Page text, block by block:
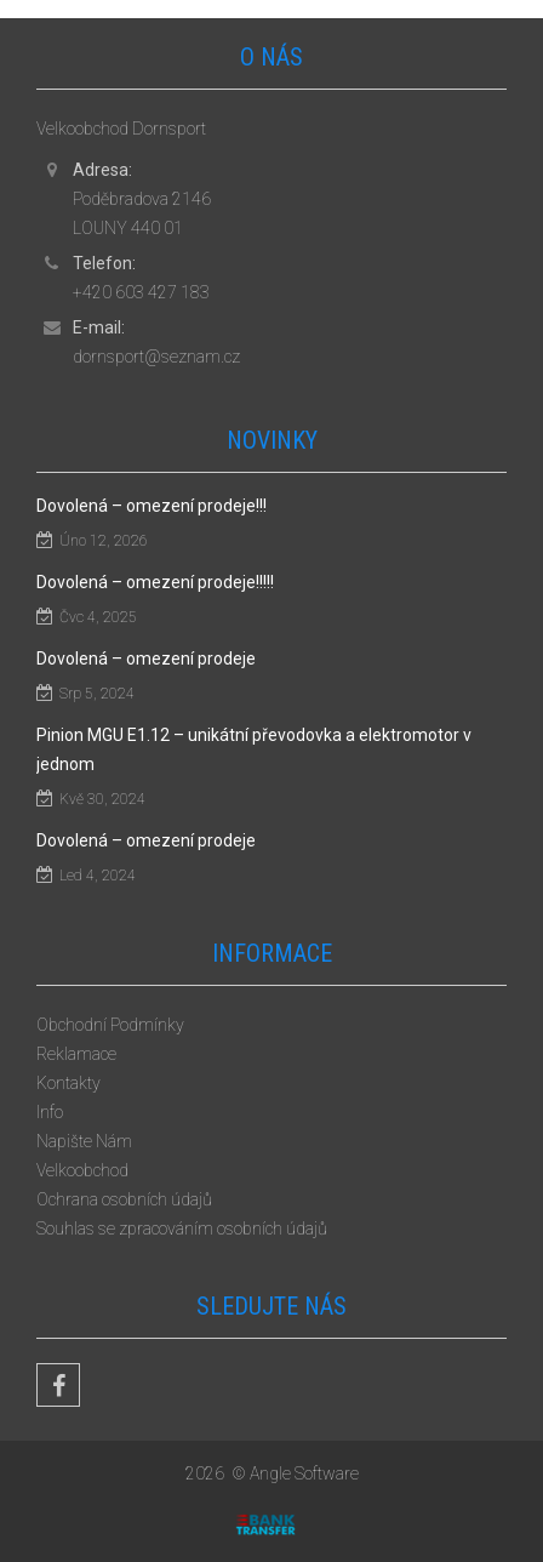
O NÁS
Velkoobchod Dornsport
Adresa:
Poděbradova 2146
LOUNY 440 01
Telefon:
+420 603 427 183
E-mail:
dornsport@seznam.cz
NOVINKY
Dovolená – omezení prodeje!!!
Úno 12, 2026
Dovolená – omezení prodeje!!!!!
Čvc 4, 2025
Dovolená – omezení prodeje
Srp 5, 2024
Pinion MGU E1.12 – unikátní převodovka a elektromotor v
jednom
Kvě 30, 2024
Dovolená – omezení prodeje
Led 4, 2024
INFORMACE
Obchodní Podmínky
Reklamace
Kontakty
Info
Napište Nám
Velkoobchod
Ochrana osobních údajů
Souhlas se zpracováním osobních údajů
SLEDUJTE NÁS
2026 © Angle Software